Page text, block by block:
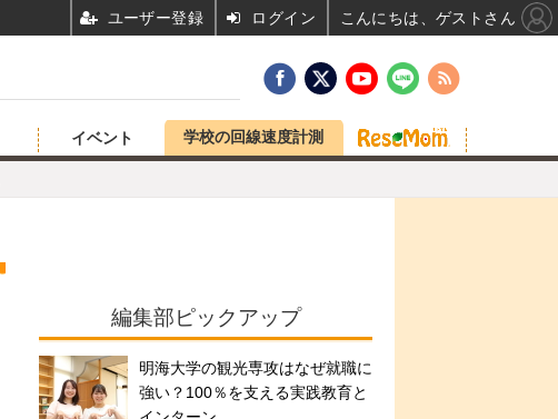
イベント 学校の回線速度計測
編集部ピックアップ
明海大学の観光専攻はなぜ就職に
強い？100％を支える実践教育と
ユーザー登録 ログイン こんにちは、ゲストさん